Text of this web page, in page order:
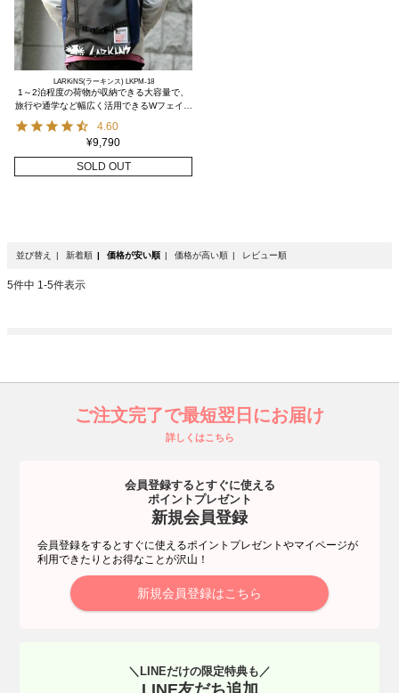
LARKiNS(ラーキンス) LKPM-18
1～2泊程度の荷物が収納できる大容量で、
旅行や通学など幅広く活用できるWフェイス
リュックサック
4.60
¥9,790
SOLD OUT
並び替え 新着順 価格が安い順 価格が高い順 レビュー順
5件中 1-5件表示
ご注文完了で最短翌日にお届け
詳しくはこちら
会員登録するとすぐに使える
ポイントプレゼント
新規会員登録
会員登録をするとすぐに使えるポイントプレゼントやマイページが
利用できたりとお得なことが沢山！
新規会員登録はこちら
＼LINEだけの限定特典も／